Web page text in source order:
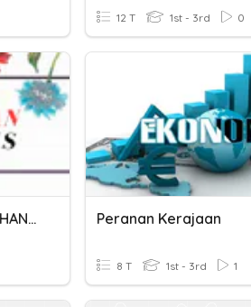
12 T 1st - 3rd 0
KAHULUGAN AT KAHALAGAHAN NG EKONOMIKS Peranan Kerajaan
8 T 1st - 3rd 1